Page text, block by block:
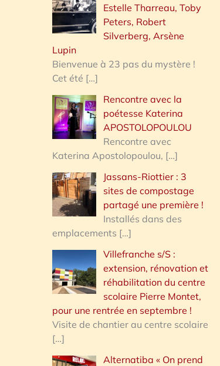
Estelle Tharreau, Toby
Peters, Robert
Silverberg, Arsène
Lupin
Bienvenue à 23 pas du mystère !
Cet été […]
Rencontre avec la
poétesse Katerina
APOSTOLOPOULOU
Rencontre avec
Katerina Apostolopoulou, […]
Jassans-Riottier : 3
sites de compostage
partagé une première !
Installés dans des
emplacements […]
Villefranche s/S :
extension, rénovation et
réhabilitation du centre
scolaire Pierre Montet,
pour une rentrée en septembre !
Visite de chantier au centre scolaire
[…]
Alternatiba « On prend